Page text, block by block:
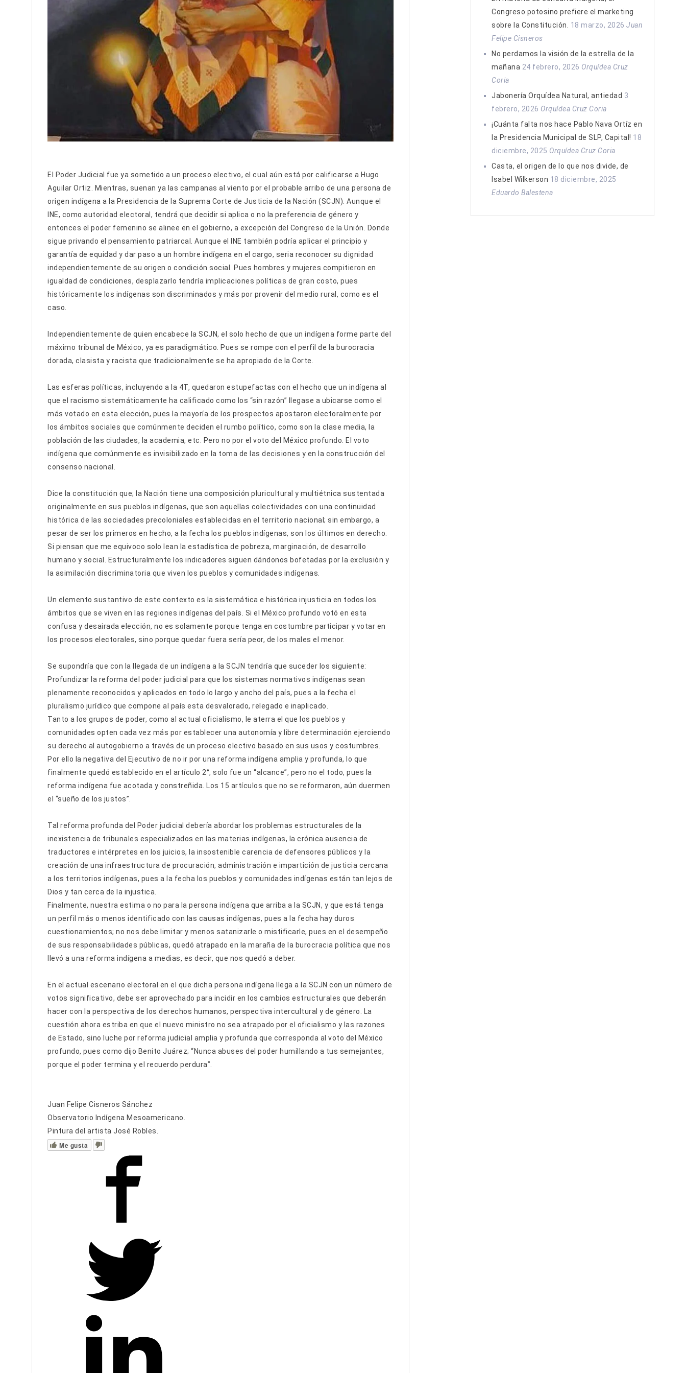
El Poder Judicial fue ya sometido a un proceso electivo, el cual aún está por calificarse a Hugo
Aguilar Ortiz. Mientras, suenan ya las campanas al viento por el probable arribo de una persona de
origen indígena a la Presidencia de la Suprema Corte de Justicia de la Nación (SCJN). Aunque el
INE, como autoridad electoral, tendrá que decidir si aplica o no la preferencia de género y
entonces el poder femenino se alinee en el gobierno, a excepción del Congreso de la Unión. Donde
sigue privando el pensamiento patriarcal. Aunque el INE también podría aplicar el principio y
garantía de equidad y dar paso a un hombre indígena en el cargo, seria reconocer su dignidad
independientemente de su origen o condición social. Pues hombres y mujeres compitieron en
igualdad de condiciones, desplazarlo tendría implicaciones políticas de gran costo, pues
históricamente los indígenas son discriminados y más por provenir del medio rural, como es el
caso.
Independientemente de quien encabece la SCJN, el solo hecho de que un indígena forme parte del
máximo tribunal de México, ya es paradigmático. Pues se rompe con el perfil de la burocracia
dorada, clasista y racista que tradicionalmente se ha apropiado de la Corte.
Las esferas políticas, incluyendo a la 4T, quedaron estupefactas con el hecho que un indígena al
que el racismo sistemáticamente ha calificado como los “sin razón” llegase a ubicarse como el
más votado en esta elección, pues la mayoría de los prospectos apostaron electoralmente por
los ámbitos sociales que comúnmente deciden el rumbo político, como son la clase media, la
población de las ciudades, la academia, etc. Pero no por el voto del México profundo. El voto
indígena que comúnmente es invisibilizado en la toma de las decisiones y en la construcción del
consenso nacional.
Dice la constitución que; la Nación tiene una composición pluricultural y multiétnica sustentada
originalmente en sus pueblos indígenas, que son aquellas colectividades con una continuidad
histórica de las sociedades precoloniales establecidas en el territorio nacional; sin embargo, a
pesar de ser los primeros en hecho, a la fecha los pueblos indígenas, son los últimos en derecho.
Si piensan que me equivoco solo lean la estadística de pobreza, marginación, de desarrollo
humano y social. Estructuralmente los indicadores siguen dándonos bofetadas por la exclusión y
la asimilación discriminatoria que viven los pueblos y comunidades indígenas.
Un elemento sustantivo de este contexto es la sistemática e histórica injusticia en todos los
ámbitos que se viven en las regiones indígenas del país. Si el México profundo votó en esta
confusa y desairada elección, no es solamente porque tenga en costumbre participar y votar en
los procesos electorales, sino porque quedar fuera sería peor, de los males el menor.
Se supondría que con la llegada de un indígena a la SCJN tendría que suceder los siguiente:
Profundizar la reforma del poder judicial para que los sistemas normativos indígenas sean
plenamente reconocidos y aplicados en todo lo largo y ancho del país, pues a la fecha el
pluralismo jurídico que compone al país esta desvalorado, relegado e inaplicado.
Tanto a los grupos de poder, como al actual oficialismo, le aterra el que los pueblos y
comunidades opten cada vez más por establecer una autonomía y libre determinación ejerciendo
su derecho al autogobierno a través de un proceso electivo basado en sus usos y costumbres.
Por ello la negativa del Ejecutivo de no ir por una reforma indígena amplia y profunda, lo que
finalmente quedó establecido en el artículo 2°, solo fue un “alcance”, pero no el todo, pues la
reforma indígena fue acotada y constreñida. Los 15 artículos que no se reformaron, aún duermen
el “sueño de los justos”.
Tal reforma profunda del Poder judicial debería abordar los problemas estructurales de la
inexistencia de tribunales especializados en las materias indígenas, la crónica ausencia de
traductores e intérpretes en los juicios, la insostenible carencia de defensores públicos y la
creación de una infraestructura de procuración, administración e impartición de justicia cercana
a los territorios indígenas, pues a la fecha los pueblos y comunidades indígenas están tan lejos de
Dios y tan cerca de la injustica.
Finalmente, nuestra estima o no para la persona indígena que arriba a la SCJN, y que está tenga
un perfil más o menos identificado con las causas indígenas, pues a la fecha hay duros
cuestionamientos; no nos debe limitar y menos satanizarle o mistificarle, pues en el desempeño
de sus responsabilidades públicas, quedó atrapado en la maraña de la burocracia política que nos
llevó a una reforma indígena a medias, es decir, que nos quedó a deber.
En el actual escenario electoral en el que dicha persona indígena llega a la SCJN con un número de
votos significativo, debe ser aprovechado para incidir en los cambios estructurales que deberán
hacer con la perspectiva de los derechos humanos, perspectiva intercultural y de género. La
cuestión ahora estriba en que el nuevo ministro no sea atrapado por el oficialismo y las razones
de Estado, sino luche por reforma judicial amplia y profunda que corresponda al voto del México
profundo, pues como dijo Benito Juárez; “Nunca abuses del poder humillando a tus semejantes,
porque el poder termina y el recuerdo perdura”.
Juan Felipe Cisneros Sánchez
Observatorio Indígena Mesoamericano.
Pintura del artista José Robles.
Me gusta
Congreso potosino prefiere el marketing
sobre la Constitución.
18 marzo, 2026 Juan
Felipe Cisneros
No perdamos la visión de la estrella de la
mañana 24 febrero, 2026 Orquídea Cruz
Coria
Jabonería Orquídea Natural, antiedad 3
febrero, 2026 Orquídea Cruz Coria
¡Cuánta falta nos hace Pablo Nava Ortíz en
la Presidencia Municipal de SLP, Capital! 18
diciembre, 2025 Orquídea Cruz Coria
Casta, el origen de lo que nos divide, de
Isabel Wilkerson 18 diciembre, 2025
Eduardo Balestena